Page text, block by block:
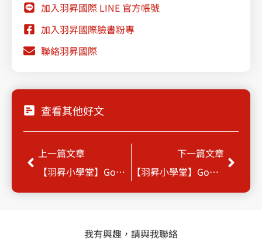
加入羽昇國際 LINE 官方帳號
加入羽昇國際臉書粉專
聯絡羽昇國際
查看其他好文
上一頁
上一篇文章
【羽昇小學堂】Google Gmail機密模式
下一篇文章
【羽昇小學堂】Google Workspace 幫您圖檔轉文件檔
下一
我有興趣，請與我聯絡